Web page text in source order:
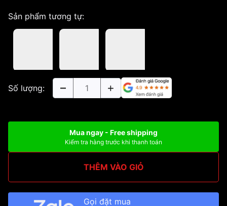
Sản phẩm tương tự:
Số lượng:
Mua ngay - Free shipping
Kiểm tra hàng trước khi thanh toán
THÊM VÀO GIỎ
Gọi đặt mua